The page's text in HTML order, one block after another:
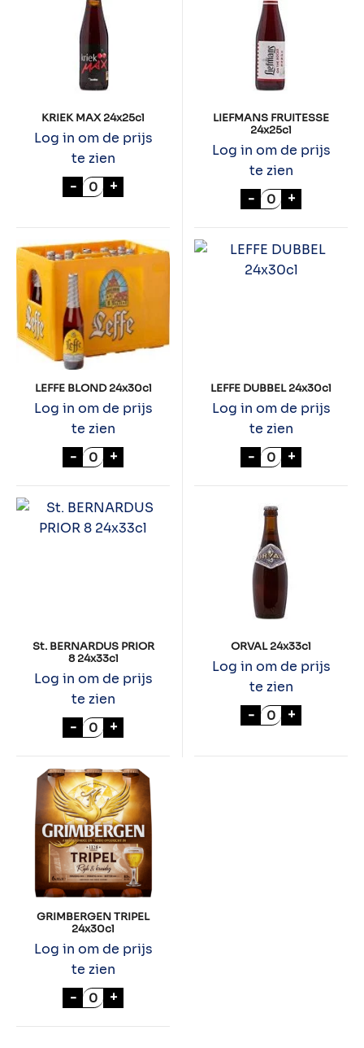
KRIEK MAX 24x25cl
Log in om de prijs
te zien
- KRIEK MAX 24x25cl aantal
+
LIEFMANS FRUITESSE
24x25cl
Log in om de prijs
te zien
- LIEFMANS
+
LEFFE BLOND 24x30cl
Log in om de prijs
te zien
- LEFFE BLOND 24x30cl aantal
+
LEFFE DUBBEL 24x30cl
Log in om de prijs
te zien
- LEFFE
+
St. BERNARDUS PRIOR
8 24x33cl
Log in om de prijs
te zien
- St. BERNARDUS PRIOR 8 24x33cl aantal
+
ORVAL 24x33cl
Log in om de prijs
te zien
- ORVAL
+
GRIMBERGEN TRIPEL
24x30cl
Log in om de prijs
te zien
- GRIMBERGEN TRIPEL 24x30cl aantal
+